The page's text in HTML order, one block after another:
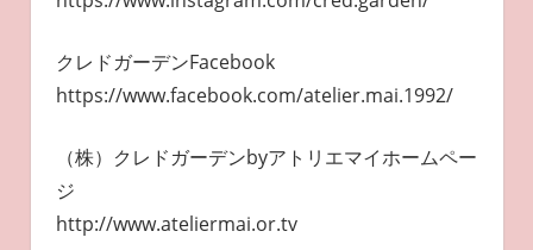
クレドガーデンFacebook
https://www.facebook.com/atelier.mai.1992/
（株）クレドガーデンbyアトリエマイホームペー
ジ
http://www.ateliermai.or.tv